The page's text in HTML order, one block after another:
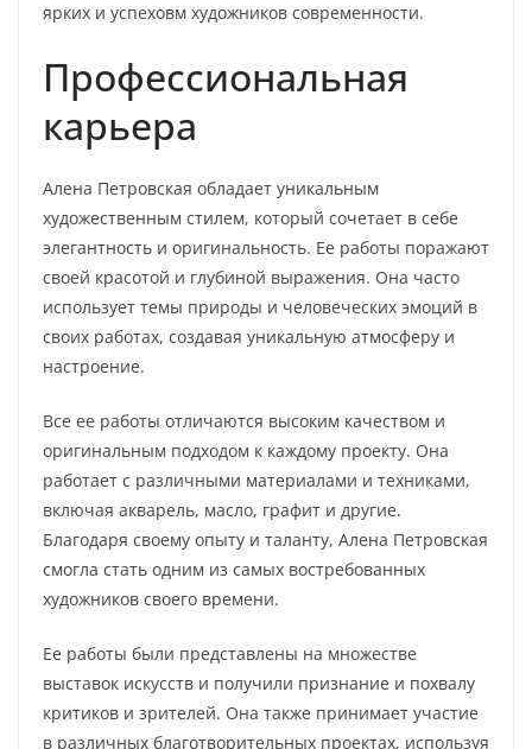
ярких и успеховм художников современности.
Профессиональная
карьера
Алена Петровская обладает уникальным
художественным стилем, который сочетает в себе
элегантность и оригинальность. Ее работы поражают
своей красотой и глубиной выражения. Она часто
использует темы природы и человеческих эмоций в
своих работах, создавая уникальную атмосферу и
настроение.
Все ее работы отличаются высоким качеством и
оригинальным подходом к каждому проекту. Она
работает с различными материалами и техниками,
включая акварель, масло, графит и другие.
Благодаря своему опыту и таланту, Алена Петровская
смогла стать одним из самых востребованных
художников своего времени.
Ее работы были представлены на множестве
выставок искусств и получили признание и похвалу
критиков и зрителей. Она также принимает участие
в различных благотворительных проектах, используя